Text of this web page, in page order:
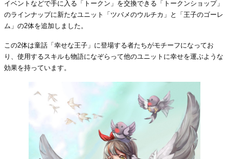
イベントなどで手に入る「トークン」を交換できる「トークンショップ」
のラインナップに新たなユニット「ツバメのウルチカ」と「王子のゴーレ
ム」の2体を追加しました。
この2体は童話「幸せな王子」に登場する者たちがモチーフになってお
り、使用するスキルも物語になぞらって他のユニットに幸せを運ぶような
効果を持っています。